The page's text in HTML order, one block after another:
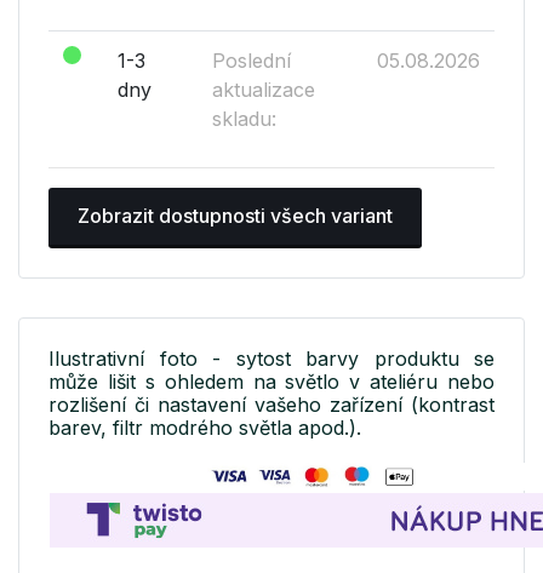
1-3
dny
Poslední
aktualizace
skladu:
05.08.2026
Zobrazit dostupnosti všech variant
Ilustrativní foto - sytost barvy produktu se
může lišit s ohledem na světlo v ateliéru nebo
rozlišení či nastavení vašeho zařízení (kontrast
barev, filtr modrého světla apod.).